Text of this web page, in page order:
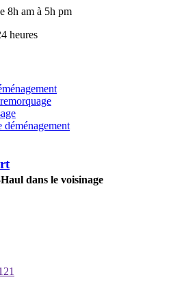
8h am à 5h pm
heures
déménagement
dans le voisinage